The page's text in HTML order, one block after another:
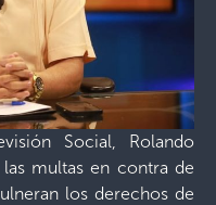
Social, Rolando
multas en contra de
los derechos de